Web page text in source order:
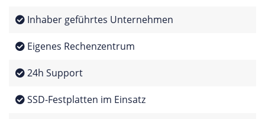
Inhaber geführtes Unternehmen
Eigenes Rechenzentrum
24h Support
SSD-Festplatten im Einsatz